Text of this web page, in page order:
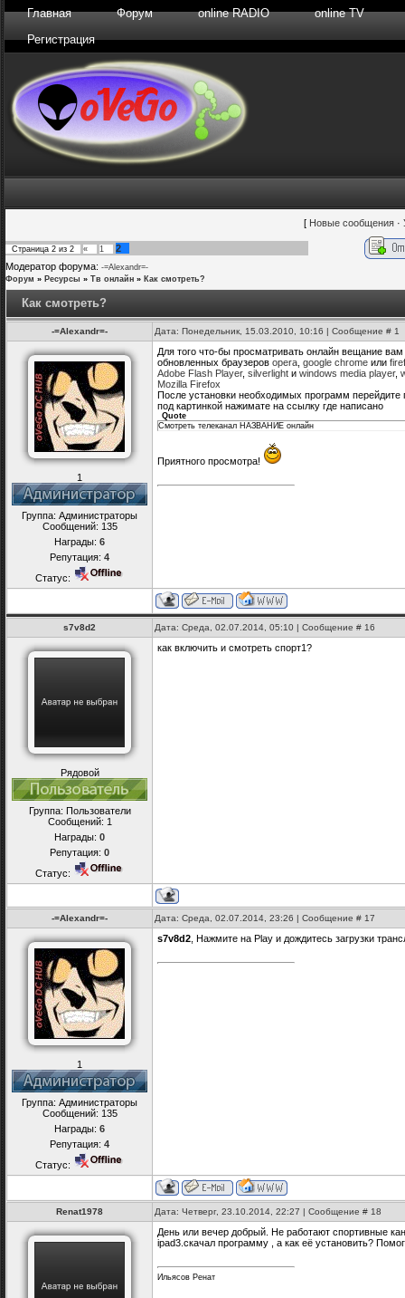
Главная Форум online RADIO
online TV
Регистрация
[ Новые сообщения ·
Страница 2 из 2 « 1
2
Модератор форума: -=Alexandr=-
Форум » Ресурсы » Тв онлайн » Как смотреть?
Как смотреть?
-=Alexandr=- Дата: Понедельник, 15.03.2010, 10:16 | Сообщение # 1
1
Группа: Администраторы
Сообщений: 135
Награды: 6
Репутация: 4
Статус:
Для того что-бы просматривать онлайн вещание
обновленных браузеров opera google chrome или
Adobe Flash Player, silverlight и windows media player,
Mozilla Firefox
После установки необходимых программ перейдите
под картинкой нажимате на ссылку где написано
Quote
Смотреть телеканал НАЗВАНИЕ онлайн
Приятного просмотра!
s7v8d2 Дата: Среда, 02.07.2014, 05:10 | Сообщение # 16
Рядовой
Группа: Пользователи
Сообщений: 1
Награды: 0
Репутация: 0
Статус:
как включить и смотреть спорт1?
-=Alexandr=- Дата: Среда, 02.07.2014, 23:26 | Сообщение # 17
1
Группа: Администраторы
Сообщений: 135
Награды: 6
Репутация: 4
Статус:
s7v8d2 , Нажмите на Play и дождитесь загрузки
Renat1978 Дата: Четверг, 23.10.2014, 22:27 | Сообщение # 18
День или вечер добрый. Не работают спортивные
ipad3.скачал программу , а как её установить?
Ильясов Ренат